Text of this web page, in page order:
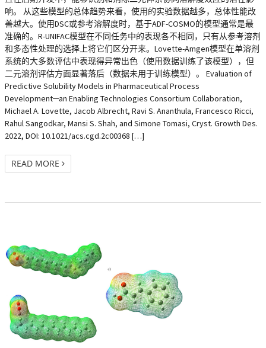
响。 从这些模型的总体趋势来看，使用的实验数据越多，总体性能改
善越大。使用DSC或参考溶解度时，基于ADF-COSMO的模型通常是最
准确的。R-UNIFAC模型在不同任务中的表现各不相同，只有从参考溶剂
和多态性处理的选择上将它们区分开来。Lovette-Amgen模型在单溶剂
系统的大多数评估中表现得异常出色（使用数据训练了该模型），但
二元溶剂评估方面显著落后（数据未用于训练模型）。 Evaluation of
Predictive Solubility Models in Pharmaceutical Process
Development─an Enabling Technologies Consortium Collaboration,
Michael A. Lovette, Jacob Albrecht, Ravi S. Ananthula, Francesco Ricci,
Rahul Sangodkar, Mansi S. Shah, and Simone Tomasi, Cryst. Growth Des.
2022, DOI: 10.1021/acs.cgd.2c00368 […]
READ MORE